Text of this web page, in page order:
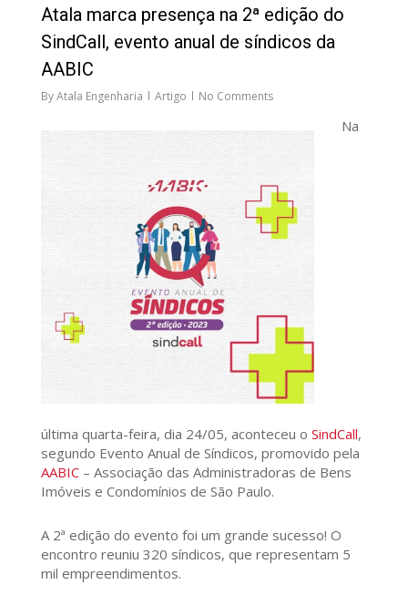
Atala marca presença na 2ª edição do
SindCall, evento anual de síndicos da
AABIC
ByAtala Engenharia Artigo No Comments
Na
última quarta-feira, dia 24/05, aconteceu o SindCall,
segundo Evento Anual de Síndicos, promovido pela
AABIC– Associação das Administradoras de Bens
Imóveis e Condomínios de São Paulo.
A 2ª edição do evento foi um grande sucesso! O
encontro reuniu 320 síndicos, que representam 5
mil empreendimentos.